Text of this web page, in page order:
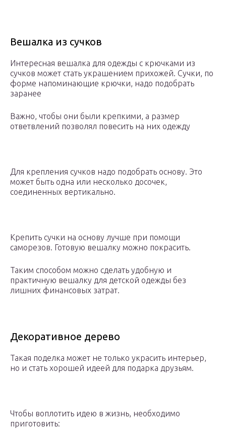
Вешалка из сучков
Интересная вешалка для одежды с крючками из
сучков может стать украшением прихожей. Сучки, по
форме напоминающие крючки, надо подобрать
заранее
Важно, чтобы они были крепкими, а размер
ответвлений позволял повесить на них одежду
Для крепления сучков надо подобрать основу. Это
может быть одна или несколько досочек,
соединенных вертикально.
Крепить сучки на основу лучше при помощи
саморезов. Готовую вешалку можно покрасить.
Таким способом можно сделать удобную и
практичную вешалку для детской одежды без
лишних финансовых затрат.
Декоративное дерево
Такая поделка может не только украсить интерьер,
но и стать хорошей идеей для подарка друзьям.
Чтобы воплотить идею в жизнь, необходимо
приготовить: